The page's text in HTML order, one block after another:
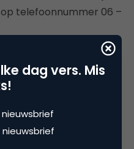
telefoonnummer 06 –
dag vers. Mis
nieuwsbrief